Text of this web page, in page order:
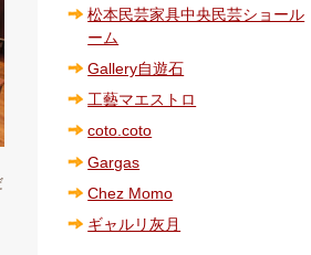
松本民芸家具中央民芸ショール
ーム
Gallery自遊石
工藝マエストロ
coto.coto
Gargas
Chez Momo
ギャルリ灰月